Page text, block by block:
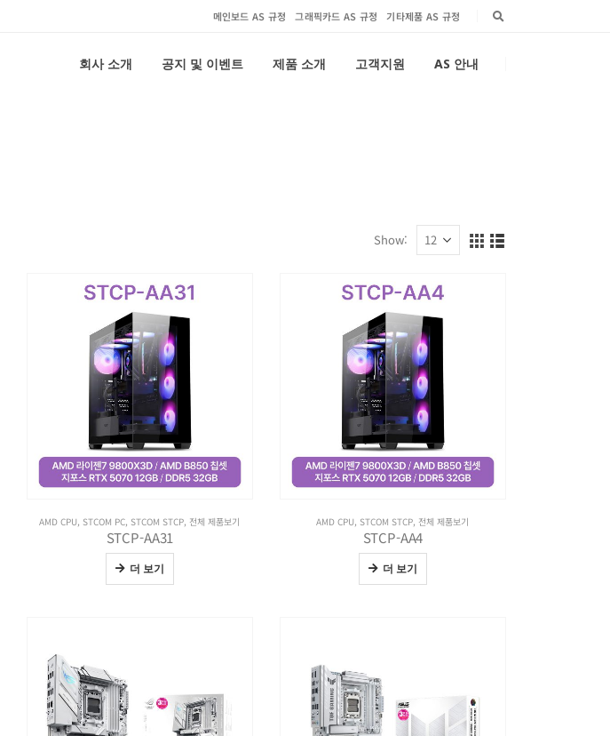
메인보드 AS 규정 그래픽카드 AS 규정 기타제품 AS 규정
회사 소개 공지 및 이벤트 제품 소개 고객지원 AS 안내
Show:
AMD CPU, STCOM PC, STCOM STCP, 전체 제품보기
STCP-AA31
더 보기
AMD CPU, STCOM STCP, 전체 제품보기
STCP-AA4
더 보기